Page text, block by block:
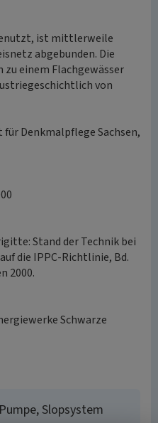
ist mittlerweile
abgebunden. Die
einem Flachgewässer
von
Denkmalpflege Sachsen,
Stand der Technik bei
die IPPC-Richtlinie, Bd.
2000.
Schwarze
Slopsystem